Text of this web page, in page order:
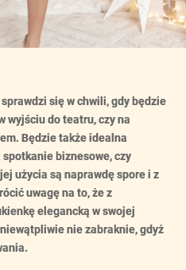
się w chwili, gdy będzie
wyjściu do teatru, czy na
Będzie także idealna
biznesowe, czy
użycia są naprawdę spore i z
uwagę na to, że z
elegancką w swojej
nie zabraknie, gdyż